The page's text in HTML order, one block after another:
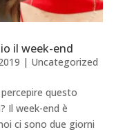
il week-end
| Uncategorized
questo
Il week-end è
ci sono due giorni